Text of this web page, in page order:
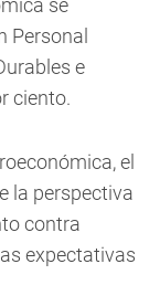
se
Personal
e
ciento.
el
la perspectiva
contra
expectativas